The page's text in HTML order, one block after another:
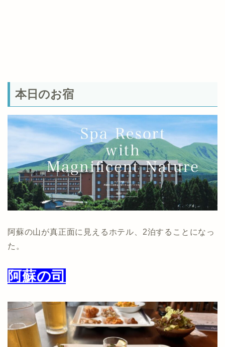
本日のお宿
阿蘇の山が真正面に見えるホテル、2泊することになっ
た。
阿蘇の司